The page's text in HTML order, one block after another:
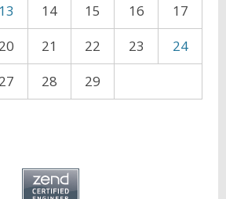
13 14 15 16
17
20 21 22 23
24
27 28 29